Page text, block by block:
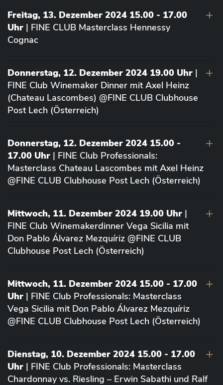
Freitag, 13. Dezember 2024 15.00 - 17.00
Uhr | FINE CLUB Masterclass Hennessy
Cognac
Donnerstag, 12. Dezember 2024 19.00 Uhr |
FINE Club Winemaker Dinner mit Axel Heinz
(Chateau Lascombes) @FINE CLUB Clubhouse
Post Lech (Österreich)
Donnerstag, 12. Dezember 2024 15.00 -
17.00 Uhr | FINE Club Professionals:
Masterclass Chateau Lascombes mit Axel Heinz
@FINE CLUB Clubhouse Post Lech (Österreich)
Mittwoch, 11. Dezember 2024 19.00 Uhr |
FINE Club Winemakerdinner Vega Sicilia mit
Don Pablo Álvarez Mezquíriz @FINE CLUB
Clubhouse Post Lech (Österreich)
Mittwoch, 11. Dezember 2024 15.00 - 17.00
Uhr | FINE Club Professionals: Masterclass
Vega Sicilia mit Don Pablo Álvarez Mezquíriz
@FINE CLUB Clubhouse Post Lech (Österreich)
Dienstag, 10. Dezember 2024 15.00 - 17.00
Uhr | FINE Club Professionals: Masterclass
Chardonnay vs. Riesling – Erwin Sabathi und Ralf